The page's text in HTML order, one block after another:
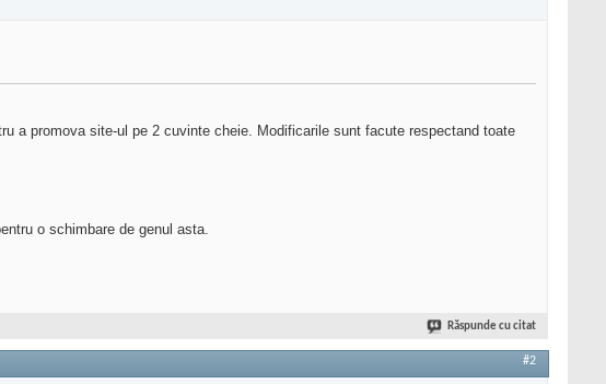
a promova site-ul pe 2 cuvinte cheie. Modificarile sunt facute respectand toate
o schimbare de genul asta.
Răspunde cu citat
#2